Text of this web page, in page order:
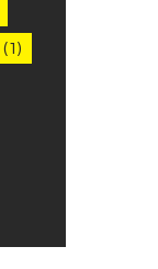
(1)